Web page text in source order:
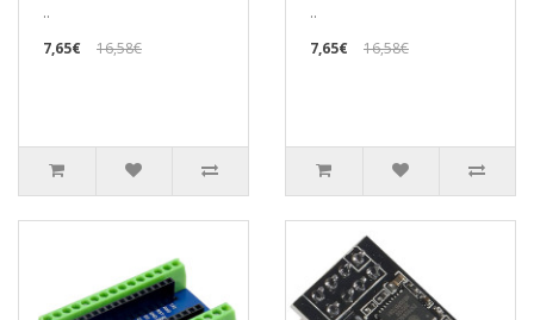
..
7,65€
16,58€
..
7,65€
16,58€